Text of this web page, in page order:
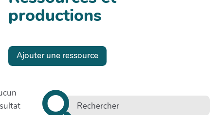
productions
Ajouter une ressource